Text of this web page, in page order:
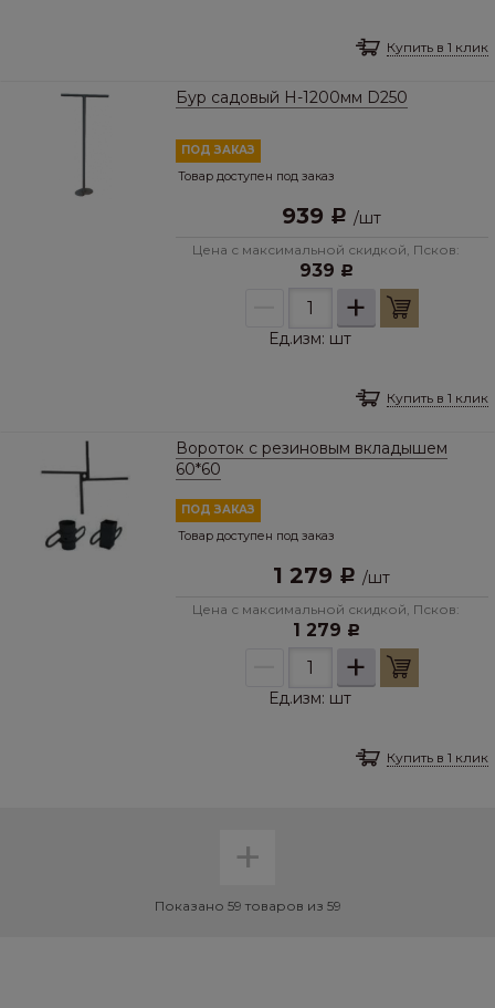
Купить в 1 клик
Бур садовый Н-1200мм D250
ПОД ЗАКАЗ
Товар доступен под заказ
939 Р /шт
Цена с максимальной скидкой, Псков:
939 Р
+
Ед.изм: шт
Купить в 1 клик
Вороток с резиновым вкладышем
60*60
ПОД ЗАКАЗ
Товар доступен под заказ
1 279 Р /шт
Цена с максимальной скидкой, Псков:
1 279 Р
+
Ед.изм: шт
Купить в 1 клик
+
Показано 59 товаров из 59